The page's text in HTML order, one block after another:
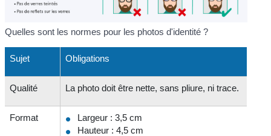
Quelles sont les normes pour les photos d'identité ?
Sujet Obligations
Qualité La photo doit être nette, sans pliure, ni trace.
Format
Largeur : 3,5 cm
Hauteur : 4,5 cm